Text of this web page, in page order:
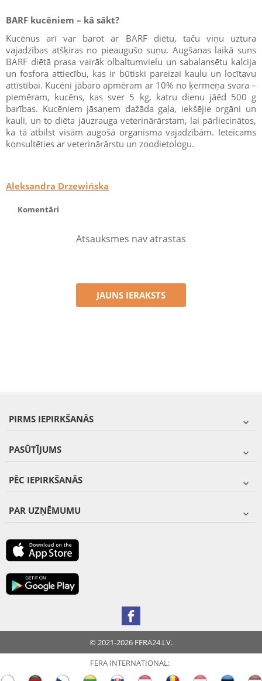
BARF kucēniem – kā sākt?
Kucēnus arī var barot ar BARF diētu, taču viņu uztura
vajadzības atšķiras no pieaugušo suņu. Augšanas laikā suns
BARF diētā prasa vairāk olbaltumvielu un sabalansētu kalcija
un fosfora attiecību, kas ir būtiski pareizai kaulu un locītavu
attīstībai. Kucēni jābaro apmēram ar 10% no ķermeņa svara –
piemēram, kucēns, kas sver 5 kg, katru dienu jāēd 500 g
barības. Kucēniem jāsaņem dažāda gaļa, iekšējie orgāni un
kauli, un to diēta jāuzrauga veterinārārstam, lai pārliecinātos,
ka tā atbilst visām augošā organisma vajadzībām. Ieteicams
konsultēties ar veterinārārstu un zoodietologu.
Aleksandra Drzewińska
Komentāri
Atsauksmes nav atrastas
JAUNS IERAKSTS
PIRMS IEPIRKŠANĀS
PASŪTĪJUMS
PĒC IEPIRKŠANĀS
PAR UZŅĒMUMU
© 2021-2026 FERA24.LV.
FERA INTERNATIONAL: